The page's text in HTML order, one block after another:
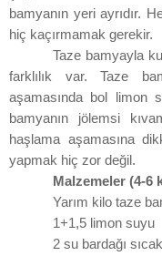
bamyanın yeri ayrıdır.
hiç kaçırmamak gerekir.
Taze bamyayla
farklılık var. Taze
aşamasında bol limon
bamyanın jölemsi
haşlama aşamasına
yapmak hiç zor değil.
Malzemeler (4-6
Yarım kilo taze
1+1,5 limon suyu
2 su bardağı